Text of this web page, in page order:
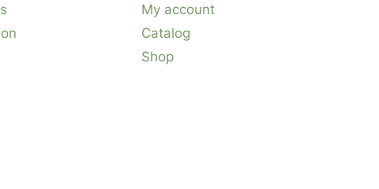
My account
Catalog
Shop